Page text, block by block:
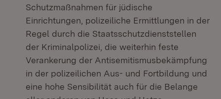
Schutzmaßnahmen für jüdische
Einrichtungen, polizeiliche Ermittlungen in der
Regel durch die Staatsschutzdienststellen
der Kriminalpolizei, die weiterhin feste
Verankerung der Antisemitismusbekämpfung
in der polizeilichen Aus- und Fortbildung und
eine hohe Sensibilität auch für die Belange